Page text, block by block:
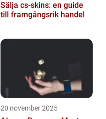
Sälja cs-skins: en guide
till framgångsrik handel
20 november 2025